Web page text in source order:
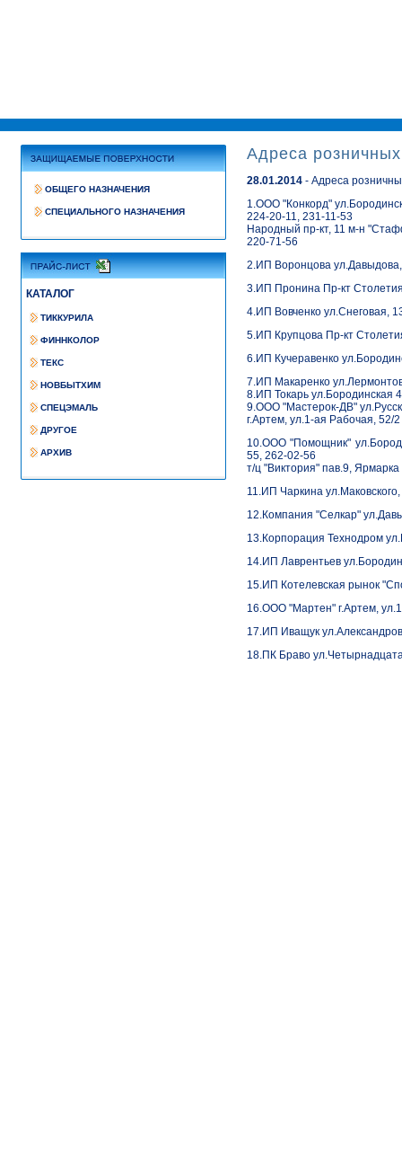
ОБЩЕГО НАЗНАЧЕНИЯ
СПЕЦИАЛЬНОГО НАЗНАЧЕНИЯ
КАТАЛОГ
ТИККУРИЛА
ФИННКОЛОР
ТЕКС
НОВБЫТХИМ
СПЕЦЭМАЛЬ
ДРУГОЕ
АРХИВ
Адреса
28.01.2014 - Адреса
1.ООО "Конкорд"
224-20-11, 231-11-53
Народный пр-кт, 11 м-н
220-71-56
2.ИП Воронцова
3.ИП Пронина Пр-кт
4.ИП Вовченко ул.Снеговая,
5.ИП Крупцова Пр-кт
6.ИП Кучеравенко
7.ИП Макаренко
8.ИП Токарь ул.Бородинская
9.ООО "Мастерок-ДВ"
г.Артем, ул.1-ая Рабочая, 52/
10.ООО "Помощник"
55, 262-02-56
т/ц "Виктория" пав.9,
11.ИП Чаркина
12.Компания "Селкар"
13.Корпорация Технодром
14.ИП Лаврентьев
15.ИП Котелевская рынок
16.ООО "Мартен" г.Артем,
17.ИП Иващук
18.ПК Браво